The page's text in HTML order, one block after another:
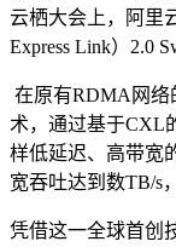
云栖大会上，阿里
Express Link）2.0
在原有RDMA网络
术，通过基于CXL
样低延迟、高带宽
宽吞吐达到数TB/s
凭借这一全球首创